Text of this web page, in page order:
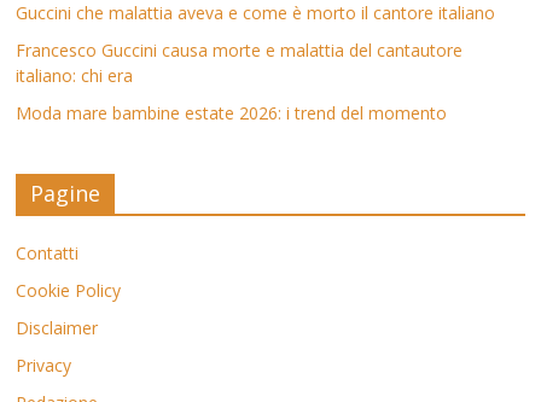
Guccini che malattia aveva e come è morto il cantore italiano
Francesco Guccini causa morte e malattia del cantautore
italiano: chi era
Moda mare bambine estate 2026: i trend del momento
Pagine
Contatti
Cookie Policy
Disclaimer
Privacy